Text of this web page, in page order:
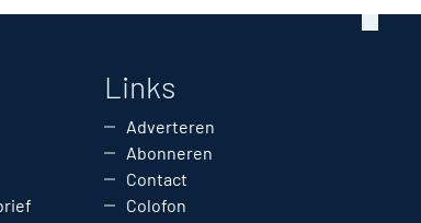
Links
Adverteren
Abonneren
Contact
Colofon